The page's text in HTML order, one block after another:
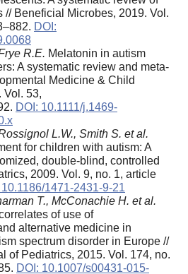
// Beneficial Microbes, 2019. Vol.
DOI:
R.E. Melatonin in autism
A systematic review and meta‐
Medicine & Child
Vol. 53,
DOI: 10.1111/j.1469-
L.W., Smith S. et al.
for children with autism: A
double-blind, controlled
2009. Vol. 9, no. 1, article
10.1186/1471-2431-9-21
T., McConachie H. et al.
of use of
alternative medicine in
spectrum disorder in Europe //
of Pediatrics, 2015. Vol. 174, no.
DOI: 10.1007/s00431-015-